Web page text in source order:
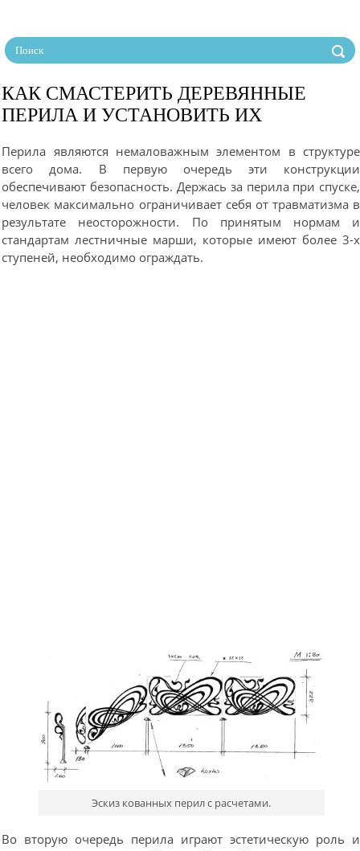
КАК СМАСТЕРИТЬ ДЕРЕВЯННЫЕ
ПЕРИЛА И УСТАНОВИТЬ ИХ
Перила являются немаловажным элементом в структуре
всего дома. В первую очередь эти конструкции
обеспечивают безопасность. Держась за перила при спуске,
человек максимально ограничивает себя от травматизма в
результате неосторожности. По принятым нормам и
стандартам лестничные марши, которые имеют более 3-х
ступеней, необходимо ограждать.
Эскиз кованных перил с расчетами.
Во вторую очередь перила играют эстетическую роль и